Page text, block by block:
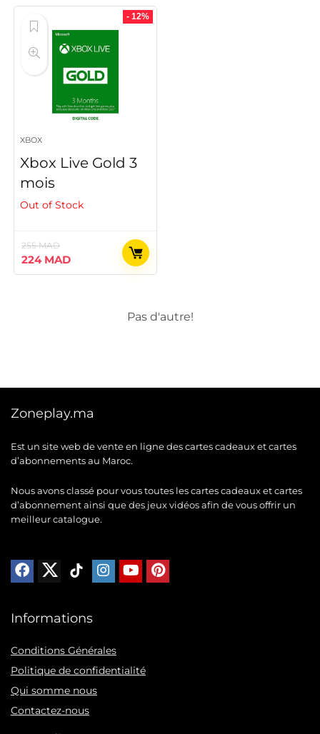
226 MAD.188 MAD.
- 12%
XBOX
Xbox Live Gold 3
mois
Out of Stock
255MAD
Le
prix
224 MADLe
prix
Pas d'autre!
Zoneplay.ma
Est un site web de vente en ligne des cartes cadeaux et cartes
d’abonnements au Maroc.
Nous avons classé pour vous toutes les cartes cadeaux et cartes
d’abonnement ainsi que des jeux vidéos afin de vous offrir un
meilleur catalogue.
Informations
Conditions Générales
Politique de confidentialité
Qui somme nous
Contactez-nous